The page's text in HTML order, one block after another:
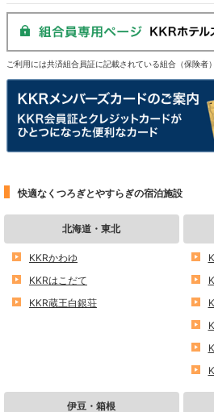
ご利用には共済組合員証に記載されている組合（保険者
快適なくつろぎとやすらぎの宿泊施設
北海道・東北
KKRかわゆ
KKRはこだて
KKR蔵王白銀荘
伊豆・箱根